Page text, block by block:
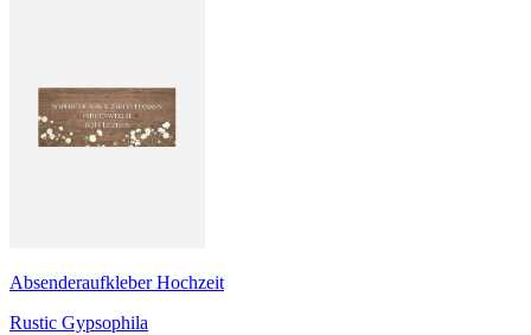
Absenderaufkleber Hochzeit
Rustic Gypsophila